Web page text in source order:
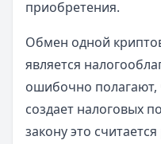
приобретения.
Обмен одной
является
ошибочно полагают,
создает налоговых
закону это